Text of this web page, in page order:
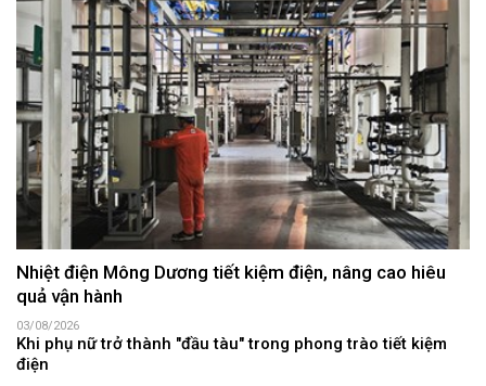
Nhiệt điện Mông Dương tiết kiệm điện, nâng cao hiêu
quả vận hành
03/08/2026
Khi phụ nữ trở thành "đầu tàu" trong phong trào tiết kiệm
điện